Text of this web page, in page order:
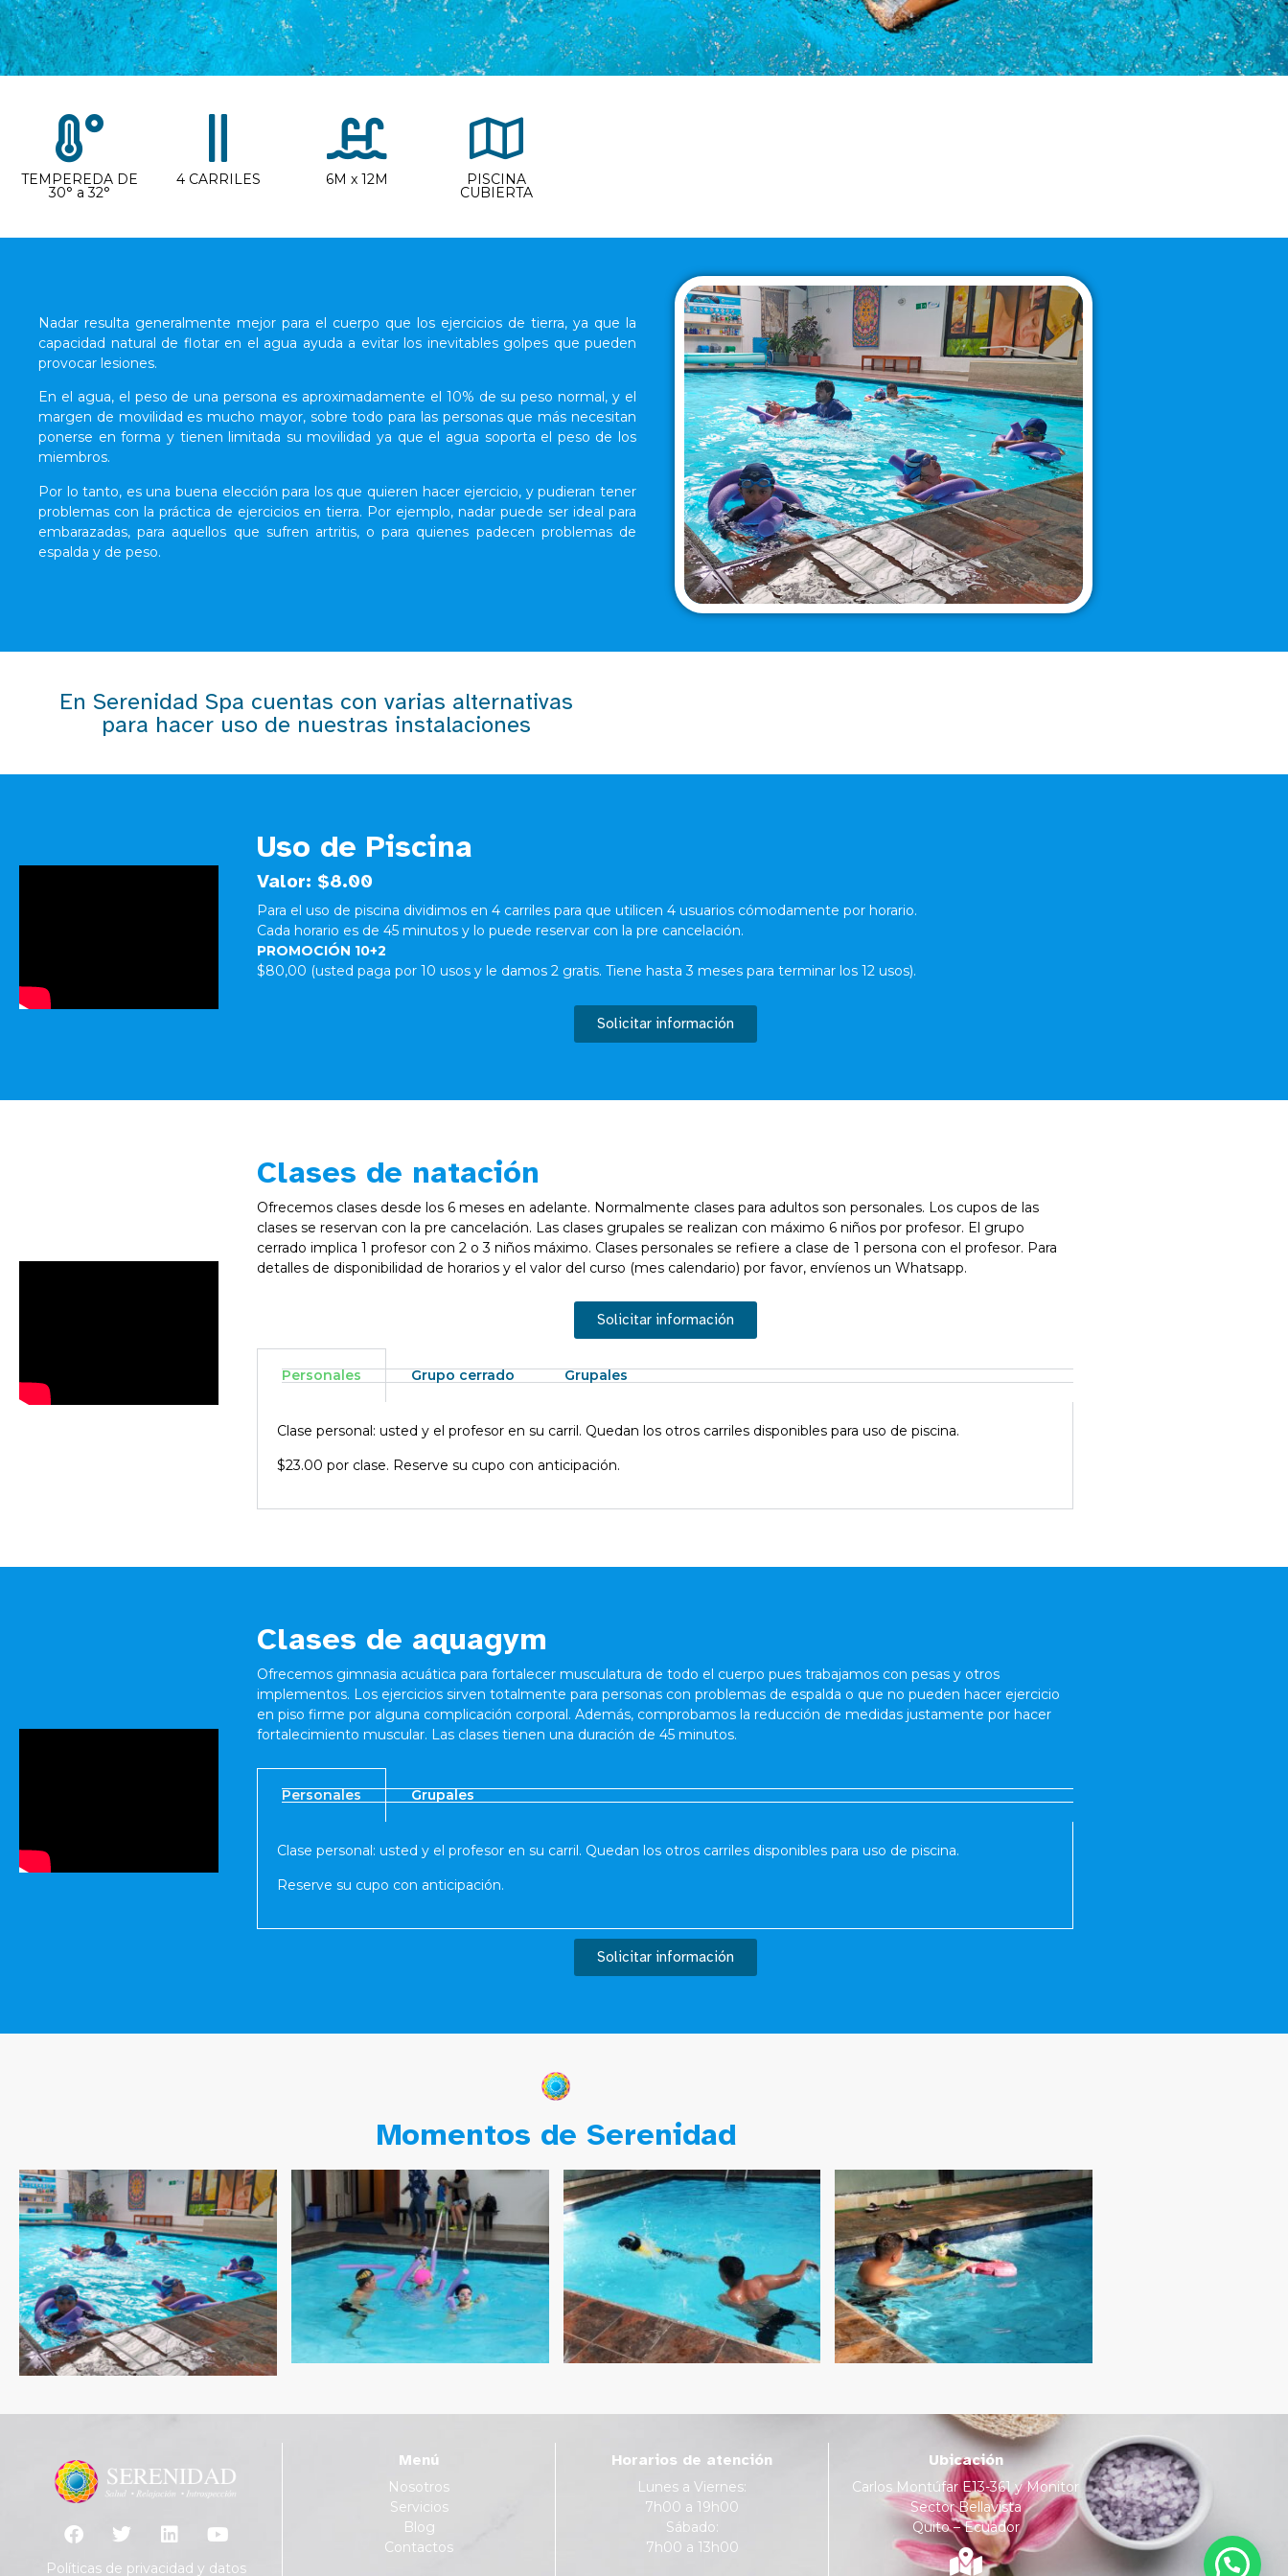
TEMPEREDA DE
30° a 32°
4 CARRILES 6M x 12M PISCINA
CUBIERTA
Nadar resulta generalmente mejor para el cuerpo que los ejercicios de tierra, ya que la
capacidad natural de flotar en el agua ayuda a evitar los inevitables golpes que pueden
provocar lesiones.
En el agua, el peso de una persona es aproximadamente el 10% de su peso normal, y el
margen de movilidad es mucho mayor, sobre todo para las personas que más necesitan
ponerse en forma y tienen limitada su movilidad ya que el agua soporta el peso de los
miembros.
Por lo tanto, es una buena elección para los que quieren hacer ejercicio, y pudieran tener
problemas con la práctica de ejercicios en tierra. Por ejemplo, nadar puede ser ideal para
embarazadas, para aquellos que sufren artritis, o para quienes padecen problemas de
espalda y de peso.
En Serenidad Spa cuentas con varias alternativas
para hacer uso de nuestras instalaciones
Uso de Piscina
Valor: $8.00
Para el uso de piscina dividimos en 4 carriles para que utilicen 4 usuarios cómodamente por horario.
Cada horario es de 45 minutos y lo puede reservar con la pre cancelación.
PROMOCIÓN 10+2
$80,00 (usted paga por 10 usos y le damos 2 gratis. Tiene hasta 3 meses para terminar los 12 usos).
Solicitar información
Clases de natación
Ofrecemos clases desde los 6 meses en adelante. Normalmente clases para adultos son personales. Los cupos de las
clases se reservan con la pre cancelación. Las clases grupales se realizan con máximo 6 niños por profesor. El grupo
cerrado implica 1 profesor con 2 o 3 niños máximo. Clases personales se refiere a clase de 1 persona con el profesor. Para
detalles de disponibilidad de horarios y el valor del curso (mes calendario) por favor, envíenos un Whatsapp.
Solicitar información
Personales Grupo cerrado Grupales
Clase personal: usted y el profesor en su carril. Quedan los otros carriles disponibles para uso de piscina.
$23.00 por clase. Reserve su cupo con anticipación.
Clases de aquagym
Ofrecemos gimnasia acuática para fortalecer musculatura de todo el cuerpo pues trabajamos con pesas y otros
implementos. Los ejercicios sirven totalmente para personas con problemas de espalda o que no pueden hacer ejercicio
en piso firme por alguna complicación corporal. Además, comprobamos la reducción de medidas justamente por hacer
fortalecimiento muscular. Las clases tienen una duración de 45 minutos.
Personales Grupales
Clase personal: usted y el profesor en su carril. Quedan los otros carriles disponibles para uso de piscina.
Reserve su cupo con anticipación.
Solicitar información
Momentos de Serenidad
Políticas de privacidad y datos
Menú
Nosotros
Servicios
Blog
Contactos
Horarios de atención
Lunes a Viernes:
7h00 a 19h00
Sábado:
7h00 a 13h00
Ubicación
Carlos Montúfar E13-361 y Monitor
Sector Bellavista
Quito – Ecuador